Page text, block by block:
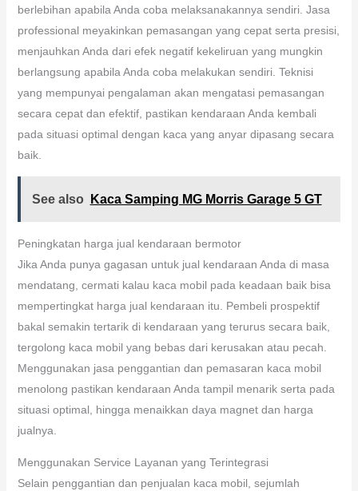
berlebihan apabila Anda coba melaksanakannya sendiri. Jasa
professional meyakinkan pemasangan yang cepat serta presisi,
menjauhkan Anda dari efek negatif kekeliruan yang mungkin
berlangsung apabila Anda coba melakukan sendiri. Teknisi
yang mempunyai pengalaman akan mengatasi pemasangan
secara cepat dan efektif, pastikan kendaraan Anda kembali
pada situasi optimal dengan kaca yang anyar dipasang secara
baik.
See also Kaca Samping MG Morris Garage 5 GT
Peningkatan harga jual kendaraan bermotor
Jika Anda punya gagasan untuk jual kendaraan Anda di masa
mendatang, cermati kalau kaca mobil pada keadaan baik bisa
mempertingkat harga jual kendaraan itu. Pembeli prospektif
bakal semakin tertarik di kendaraan yang terurus secara baik,
tergolong kaca mobil yang bebas dari kerusakan atau pecah.
Menggunakan jasa penggantian dan pemasaran kaca mobil
menolong pastikan kendaraan Anda tampil menarik serta pada
situasi optimal, hingga menaikkan daya magnet dan harga
jualnya.
Menggunakan Service Layanan yang Terintegrasi
Selain penggantian dan penjualan kaca mobil, sejumlah